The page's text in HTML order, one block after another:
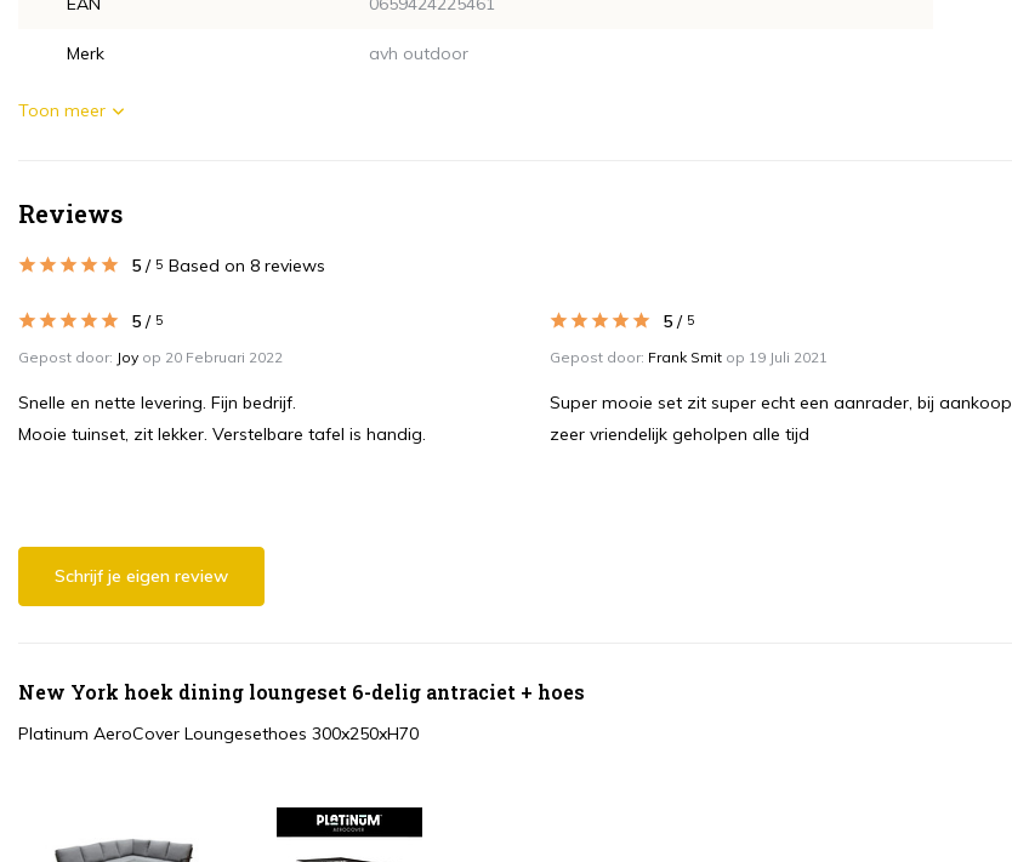
Merk avh outdoor
Toon meer
Reviews
5 / 5 Based on 8 reviews
5 / 5
Gepost door: Joy op 20 Februari 2022
Snelle en nette levering. Fijn bedrijf.
Mooie tuinset, zit lekker. Verstelbare tafel is handig.
5 / 5
Gepost door: Frank Smit op 19 Juli 2021
Super mooie set zit super echt een aanrader, bij aankoop
zeer vriendelijk geholpen alle tijd
Schrijf je eigen review
New York hoek dining loungeset 6-delig antraciet + hoes
Platinum AeroCover Loungesethoes 300x250xH70